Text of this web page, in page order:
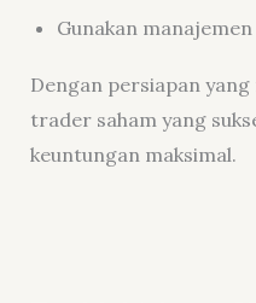
Gunakan
Dengan persiapan
trader saham yang
keuntungan maksimal.